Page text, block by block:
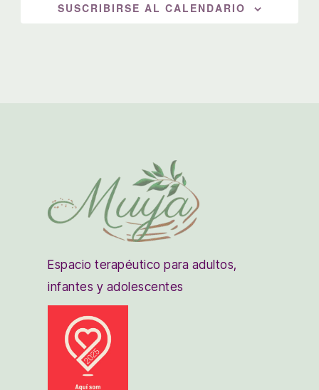
SUSCRIBIRSE AL CALENDARIO
Espacio terapéutico para adultos,
infantes y adolescentes